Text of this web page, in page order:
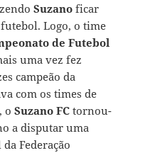
Suzanoficar
Logo, o time
de Futebol
uma vez fez
campeão da
com os times de
o Suzano FCtornou-
a disputar uma
Federação